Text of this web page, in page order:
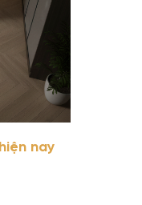
nay